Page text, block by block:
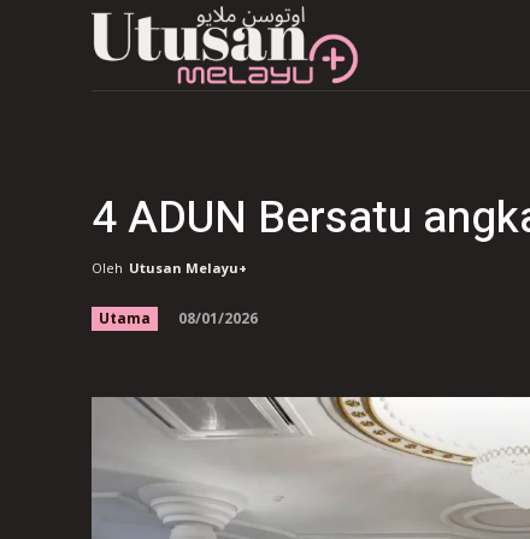
4 ADUN Bersatu
Oleh Utusan Melayu+
Utama 08/01/2026